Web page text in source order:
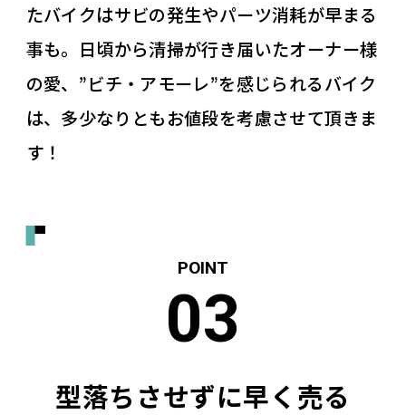
たバイクはサビの発生やパーツ消耗が早まる
事も。日頃から清掃が行き届いたオーナー様
の愛、”ビチ・アモーレ”を感じられるバイク
は、多少なりともお値段を考慮させて頂きま
す！
型落ちさせずに早く売る